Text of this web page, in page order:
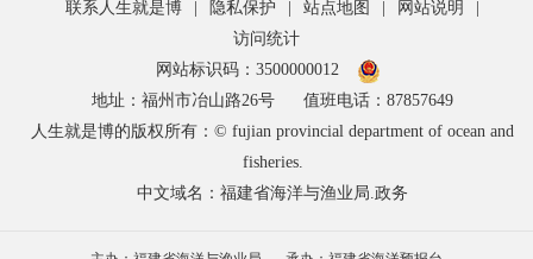
联系人生就是博 隐私保护 站点地图 网站说明
访问统计
网站标识码：3500000012
地址：福州市冶山路26号
值班电话：87857649
人生就是博的版权所有：© fujian provincial department of ocean and
fisheries.
中文域名：福建省海洋与渔业局.政务